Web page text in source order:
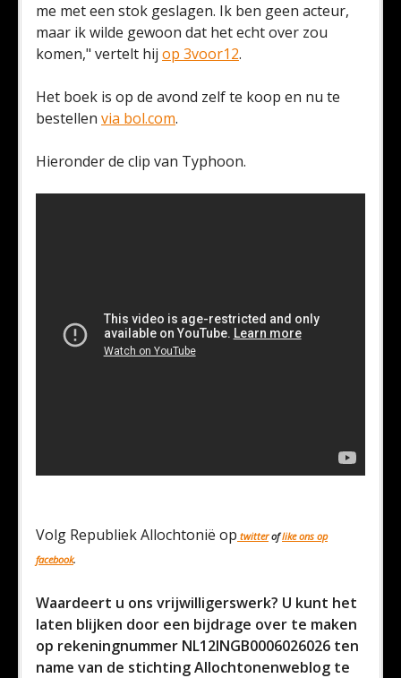
me met een stok geslagen. Ik ben geen acteur,
maar ik wilde gewoon dat het echt over zou
komen," vertelt hij op 3voor12.
Het boek is op de avond zelf te koop en nu te
bestellen via bol.com.
Hieronder de clip van Typhoon.
Volg Republiek Allochtonië op twitteroflike ons op
facebook.
Waardeert u ons vrijwilligerswerk? U kunt het
laten blijken door een bijdrage over te maken
op rekeningnummer NL12INGB0006026026 ten
name van de stichting Allochtonenweblog te